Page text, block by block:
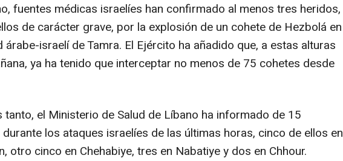
fuentes médicas israelíes han confirmado al menos tres heridos,
de carácter grave, por la explosión de un cohete de Hezbolá en
árabe-israelí de Tamra. El Ejército ha añadido que, a estas alturas
ya ha tenido que interceptar no menos de 75 cohetes desde
tanto, el Ministerio de Salud de Líbano ha informado de 15
los ataques israelíes de las últimas horas, cinco de ellos en
otro cinco en Chehabiye, tres en Nabatiye y dos en Chhour.